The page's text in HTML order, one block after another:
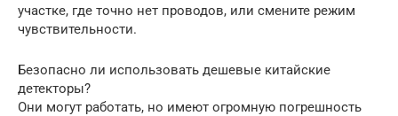
участке, где точно нет проводов, или смените режим
чувствительности.
Безопасно ли использовать дешевые китайские
детекторы?
Они могут работать, но имеют огромную погрешность